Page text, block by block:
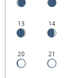
13 14
20 21